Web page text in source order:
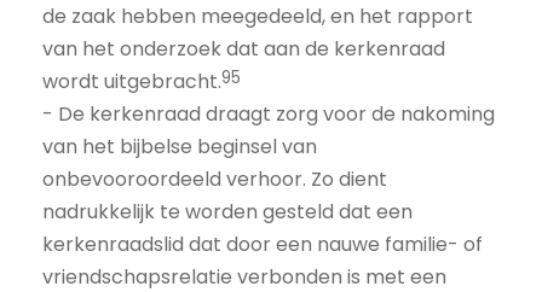
de zaak hebben meegedeeld, en het rapport
van het onderzoek dat aan de kerkenraad
wordt uitgebracht.95
- De kerkenraad draagt zorg voor de nakoming
van het bijbelse beginsel van
onbevooroordeeld verhoor. Zo dient
nadrukkelijk te worden gesteld dat een
kerkenraadslid dat door een nauwe familie- of
vriendschapsrelatie verbonden is met een